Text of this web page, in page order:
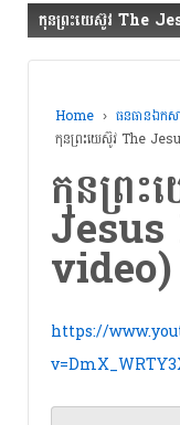
កុនព្រះយេស៊ូវ The
Home › ធនធានឯក
កុនព្រះយេស៊ូវ The
កុនព្រ
video)
https://